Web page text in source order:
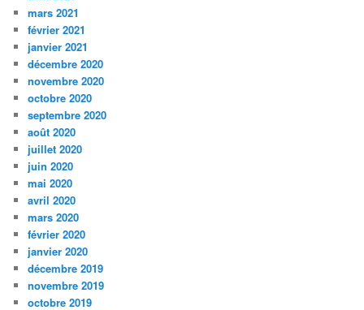
mars 2021
février 2021
janvier 2021
décembre 2020
novembre 2020
octobre 2020
septembre 2020
août 2020
juillet 2020
juin 2020
mai 2020
avril 2020
mars 2020
février 2020
janvier 2020
décembre 2019
novembre 2019
octobre 2019